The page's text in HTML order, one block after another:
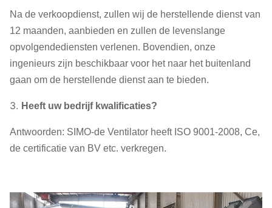
Na de verkoopdienst, zullen wij de herstellende dienst van
12 maanden, aanbieden en zullen de levenslange
opvolgendediensten verlenen. Bovendien, onze
ingenieurs zijn beschikbaar voor het naar het buitenland
gaan om de herstellende dienst aan te bieden.
3. Heeft uw bedrijf kwalificaties?
Antwoorden: SIMO-de Ventilator heeft ISO 9001-2008, Ce,
de certificatie van BV etc. verkregen.